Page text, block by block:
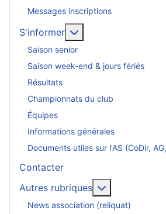
Messages inscriptions
S'informer
Saison senior
Saison week-end & jours fériés
Résultats
Championnats du club
Équipes
Informations générales
Documents utiles sur l'AS (CoDir,
Contacter
Autres rubriques
News association (reliquat)